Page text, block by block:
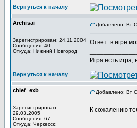
Вернуться к началу
Archisai
Зарегистрирован: 24.11.2004
Сообщения: 40
Откуда: Нижний Новгород
Добавлено: Вт
Ответ: в игре
Игра есть игра,
Вернуться к началу
chief_exb
Зарегистрирован:
29.03.2005
Сообщения: 67
Откуда: Черкесск
Добавлено: Вт
К сожалению